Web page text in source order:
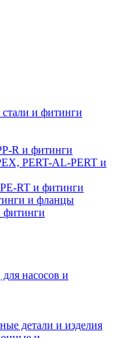
и фитинги
R и фитинги
PERT-AL-PERT и
RT и фитинги
и фланцы
насосов и
детали и изделия